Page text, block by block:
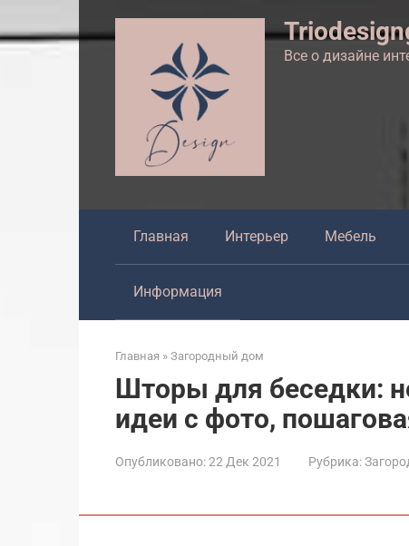
к
Все о дизайне
Главная Интерьер Мебель
Информация
Главная » Загородный дом
Шторы для беседки:
идеи с фото,
Опубликовано:22 Дек 2021 Рубрика: